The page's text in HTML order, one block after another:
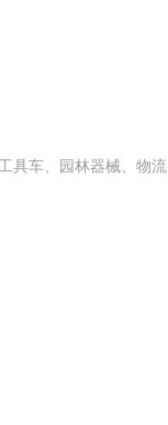
具车、园林器械、物流